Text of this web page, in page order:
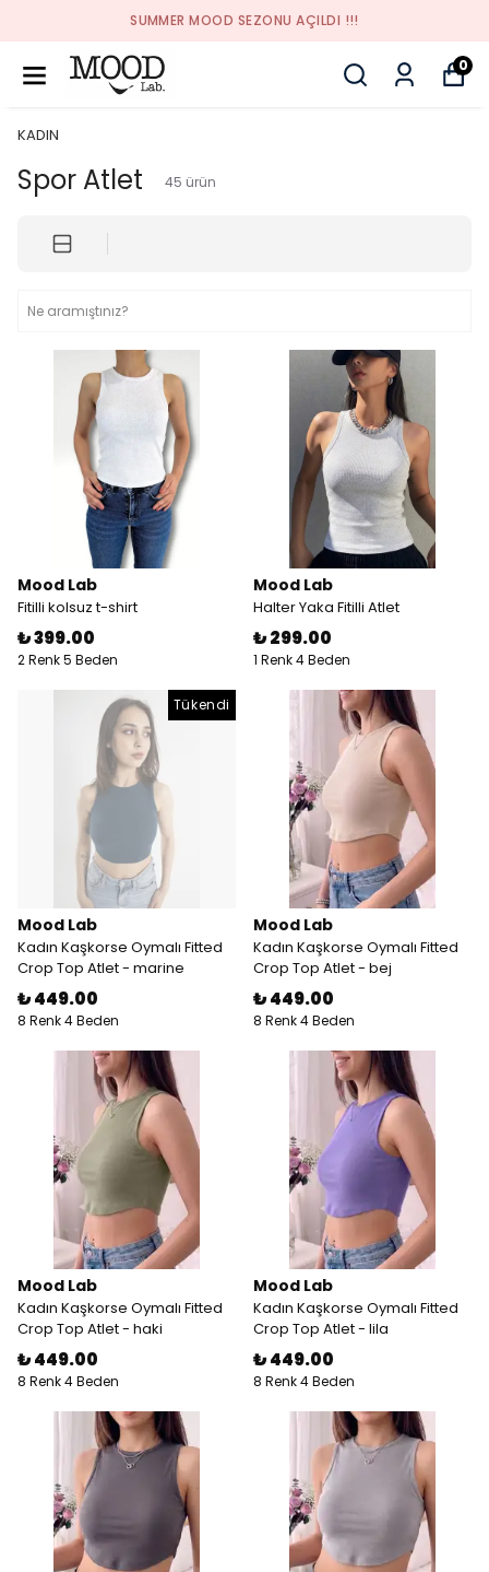
SUMMER MOOD SEZONU AÇILDI !!!
0
KADIN
Spor Atlet 45 ürün
Mood Lab
Fitilli kolsuz t-shirt
₺ 399.00
2 Renk 5 Beden
Mood Lab
Halter Yaka Fitilli Atlet
₺ 299.00
1 Renk 4 Beden
Tükendi
Mood Lab
Kadın Kaşkorse Oymalı Fitted
Crop Top Atlet - marine
₺ 449.00
8 Renk 4 Beden
Mood Lab
Kadın Kaşkorse Oymalı Fitted
Crop Top Atlet - bej
₺ 449.00
8 Renk 4 Beden
Mood Lab
Kadın Kaşkorse Oymalı Fitted
Crop Top Atlet - haki
₺ 449.00
8 Renk 4 Beden
Mood Lab
Kadın Kaşkorse Oymalı Fitted
Crop Top Atlet - lila
₺ 449.00
8 Renk 4 Beden